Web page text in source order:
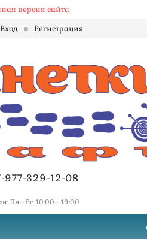
версия сайта
Вход
Регистрация
977-329-12-08
Пн—Вс 10:00—19:00